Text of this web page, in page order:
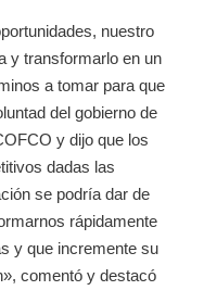
nuestro
y transformarlo en un
a tomar para que
del gobierno de
y dijo que los
dadas las
se podría dar de
rápidamente
y que incremente su
comentó y destacó